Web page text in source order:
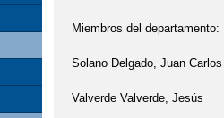
Miembros del departamento:
Solano Delgado, Juan Carlos
Valverde Valverde, Jesús